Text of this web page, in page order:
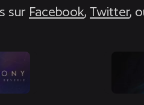
sur Facebook, Twitter,